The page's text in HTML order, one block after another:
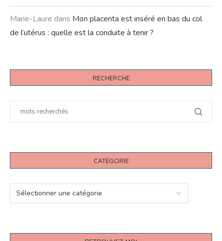
Marie-Laure dans Mon placenta est inséré en bas du col
de l’utérus : quelle est la conduite à tenir ?
RECHERCHE
CATÉGORIE